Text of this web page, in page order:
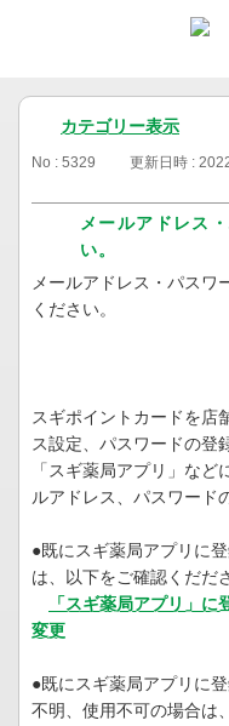
カテゴリー表示
No : 5329 更新日時 :
メールアドレス
い。
メールアドレス・パスワ
ください。
スギポイントカードを店
ス設定、パスワードの登
「スギ薬局アプリ」な
ルアドレス、パスワード
●既にスギ薬局アプリに
は、以下をご確認くだだ
「スギ薬局アプリ」に
変更
●既にスギ薬局アプリに
不明、使用不可の場合は